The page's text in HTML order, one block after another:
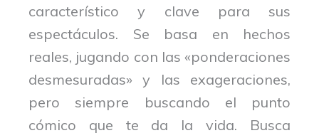
característico y clave para sus
espectáculos. Se basa en hechos
reales, jugando con las «ponderaciones
desmesuradas» y las exageraciones,
pero siempre buscando el punto
cómico que te da la vida. Busca